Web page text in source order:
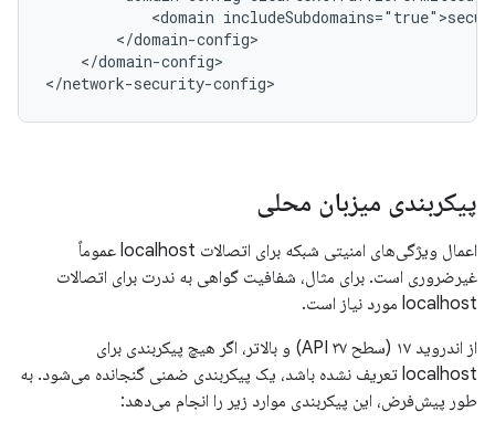
<domain
</domain-config>
</network-security-config>
پیکربندی میزبان محلی
اعمال ویژگی‌های امنیتی شبکه برای اتصالات localhost عموماً
غیرضروری است. برای مثال، شفافیت گواهی به ندرت برای اتصالات
localhost مورد نیاز است.
از اندروید ۱۷ (سطح API ۳۷) و بالاتر، اگر هیچ پیکربندی برای
localhost تعریف نشده باشد، یک پیکربندی ضمنی گنجانده می‌شود. به
طور پیش‌فرض، این پیکربندی موارد زیر را انجام می‌دهد: